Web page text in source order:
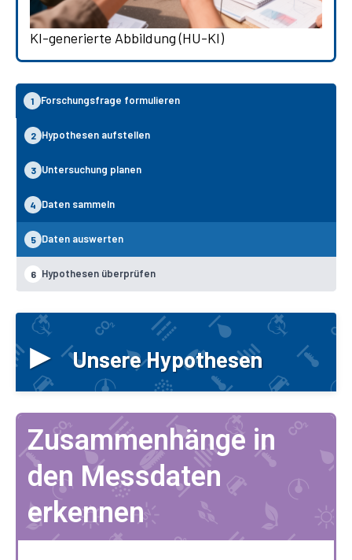
KI-generierte Abbildung (HU-KI)
1 Forschungsfrage formulieren
2 Hypothesen aufstellen
3 Untersuchung planen
4 Daten sammeln
5 Daten auswerten
6 Hypothesen überprüfen
▸ Unsere Hypothesen
Zusammenhänge in
den Messdaten
erkennen